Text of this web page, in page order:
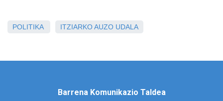
POLITIKA ITZIARKO AUZO UDALA
Barrena Komunikazio Taldea